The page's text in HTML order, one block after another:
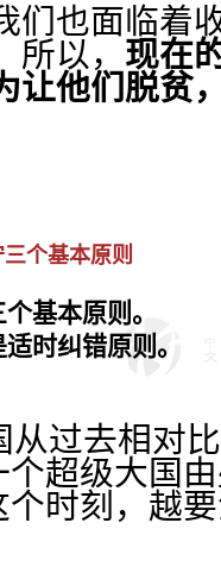
也面临着
以， 现在
让他们脱贫
个基本原则
基本原则。
时纠错原则。
过去相对
超级大国
时刻，越